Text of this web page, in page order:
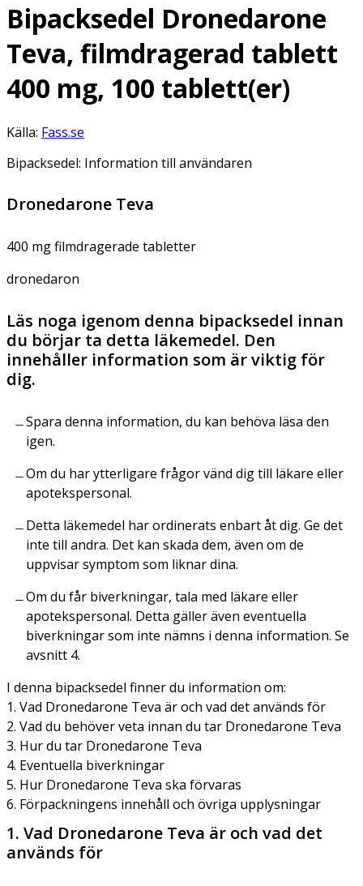
Bipacksedel Dronedarone
Teva, filmdragerad tablett
400 mg, 100 tablett(er)
Källa: Fass.se
Bipacksedel: Information till användaren
Dronedarone Teva
400 mg filmdragerade tabletter
dronedaron
Läs noga igenom denna bipacksedel innan
du börjar ta detta läkemedel. Den
innehåller information som är viktig för
dig.
Spara denna information, du kan behöva läsa den
igen.
Om du har ytterligare frågor vänd dig till läkare eller
apotekspersonal.
Detta läkemedel har ordinerats enbart åt dig. Ge det
inte till andra. Det kan skada dem, även om de
uppvisar symptom som liknar dina.
Om du får biverkningar, tala med läkare eller
apotekspersonal. Detta gäller även eventuella
biverkningar som inte nämns i denna information. Se
avsnitt 4.
I denna bipacksedel finner du information om:
1. Vad Dronedarone Teva är och vad det används för
2. Vad du behöver veta innan du tar Dronedarone Teva
3. Hur du tar Dronedarone Teva
4. Eventuella biverkningar
5. Hur Dronedarone Teva ska förvaras
6. Förpackningens innehåll och övriga upplysningar
1. Vad Dronedarone Teva är och vad det
används för